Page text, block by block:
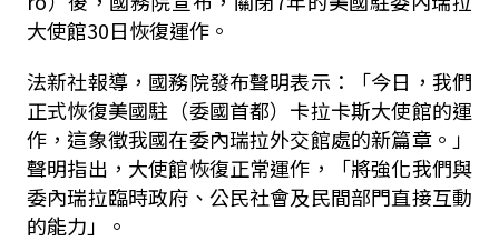
大使館30日恢復運作。
法新社報導，國務院發布聲明表示：「今日，我們
正式恢復美國駐（委國首都）卡拉卡斯大使館的運
作，這象徵我國在委內瑞拉外交館處的新篇章。」
聲明指出，大使館恢復正常運作，「將強化我們與
委內瑞拉臨時政府、公民社會及民間部門直接互動
的能力」。